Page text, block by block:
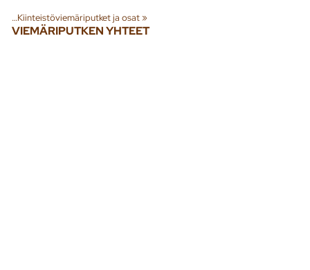
‪»Kiinteistöviemäriputket ja osat‪»
VIEMÄRIPUTKEN YHTEET